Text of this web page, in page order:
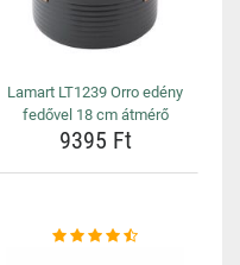
Lamart LT1239 Orro edény
fedővel 18 cm átmérő
9395 Ft